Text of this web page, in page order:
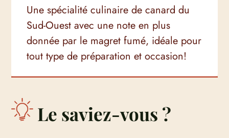
Une spécialité culinaire de canard du
Sud-Ouest avec une note en plus
donnée par le magret fumé, idéale pour
tout type de préparation et occasion!
Le saviez-vous ?